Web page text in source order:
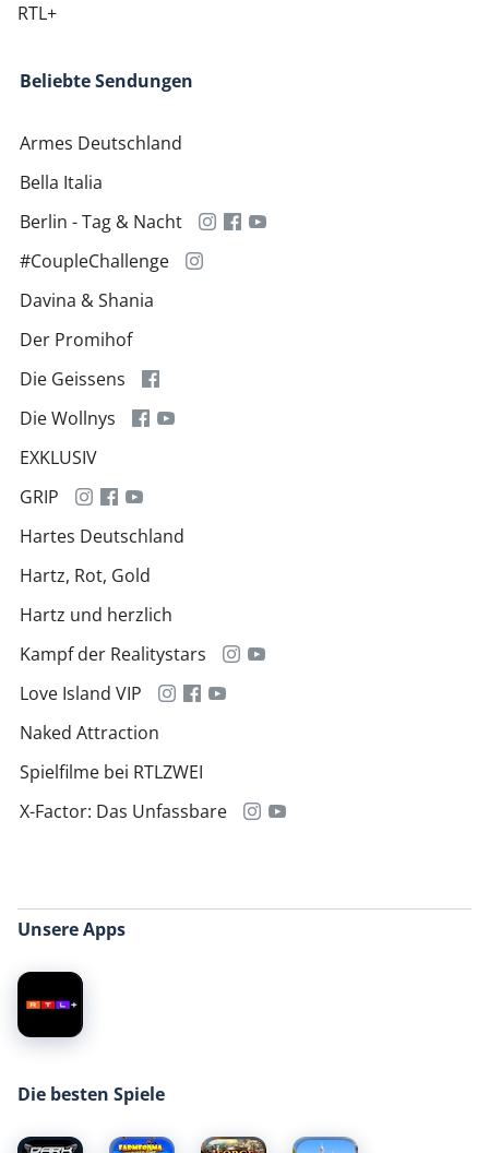
RTL+
Beliebte Sendungen
Armes Deutschland
Bella Italia
Berlin - Tag & Nacht
#CoupleChallenge
Davina & Shania
Der Promihof
Die Geissens
Die Wollnys
EXKLUSIV
GRIP
Hartes Deutschland
Hartz, Rot, Gold
Hartz und herzlich
Kampf der Realitystars
Love Island VIP
Naked Attraction
Spielfilme bei RTLZWEI
X-Factor: Das Unfassbare
Unsere Apps
Die besten Spiele